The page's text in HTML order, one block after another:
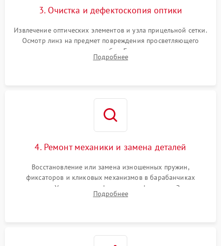
3. Очистка и дефектоскопия оптики
Извлечение оптических элементов и узла прицельной сетки.
Осмотр линз на предмет повреждения просветляющего
покрытия или появления грибка. Бережная очистка стекол
спецрастворами. Проверка целостности гравированной
Подробнее
4. Ремонт механики и замена деталей
Восстановление или замена изношенных пружин,
фиксаторов и кликовых механизмов в барабанчиках
поправок. Устранение люфтов в трансфокаторе. Замена
поврежденных линз, разбитой сетки или восстановление
Подробнее